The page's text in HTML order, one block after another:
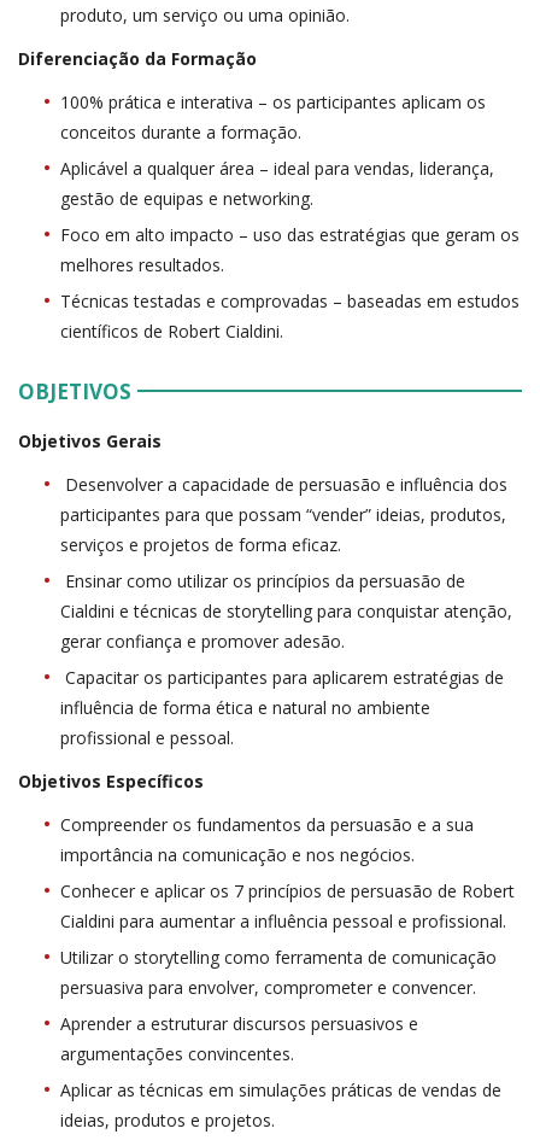
produto, um serviço ou uma opinião.
Diferenciação da Formação
100% prática e interativa – os participantes aplicam os
conceitos durante a formação.
Aplicável a qualquer área – ideal para vendas, liderança,
gestão de equipas e networking.
Foco em alto impacto – uso das estratégias que geram os
melhores resultados.
Técnicas testadas e comprovadas – baseadas em estudos
científicos de Robert Cialdini.
OBJETIVOS
Objetivos Gerais
Desenvolver a capacidade de persuasão e influência dos
participantes para que possam “vender” ideias, produtos,
serviços e projetos de forma eficaz.
Ensinar como utilizar os princípios da persuasão de
Cialdini e técnicas de storytelling para conquistar atenção,
gerar confiança e promover adesão.
Capacitar os participantes para aplicarem estratégias de
influência de forma ética e natural no ambiente
profissional e pessoal.
Objetivos Específicos
Compreender os fundamentos da persuasão e a sua
importância na comunicação e nos negócios.
Conhecer e aplicar os 7 princípios de persuasão de Robert
Cialdini para aumentar a influência pessoal e profissional.
Utilizar o storytelling como ferramenta de comunicação
persuasiva para envolver, comprometer e convencer.
Aprender a estruturar discursos persuasivos e
argumentações convincentes.
Aplicar as técnicas em simulações práticas de vendas de
ideias, produtos e projetos.